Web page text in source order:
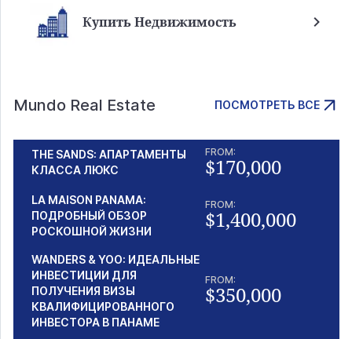
Купить Недвижимость
Mundo Real Estate ПОСМОТРЕТЬ ВСЕ
THE SANDS: АПАРТАМЕНТЫ
КЛАССА ЛЮКС
FROM:
$170,000
LA MAISON PANAMA:
ПОДРОБНЫЙ ОБЗОР
РОСКОШНОЙ ЖИЗНИ
FROM:
$1,400,000
WANDERS & YOO: ИДЕАЛЬНЫЕ
ИНВЕСТИЦИИ ДЛЯ
ПОЛУЧЕНИЯ ВИЗЫ
КВАЛИФИЦИРОВАННОГО
ИНВЕСТОРА В ПАНАМЕ
FROM:
$350,000